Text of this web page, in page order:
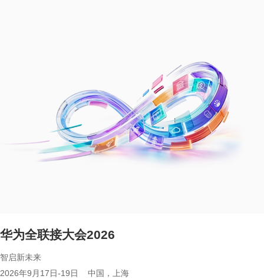
华为全联接大会2026
智启新未来
2026年9月17日-19日 中国，上海